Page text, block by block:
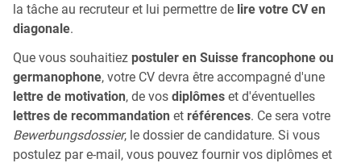
la tâche au recruteur et lui permettre de lire votre CV en
diagonale.
Que vous souhaitiez postuler en Suisse francophone ou
germanophone, votre CV devra être accompagné d'une
lettre de motivation, de vos diplômes et d'éventuelles
lettres de recommandation et références. Ce sera votre
Bewerbungsdossier, le dossier de candidature. Si vous
postulez par e-mail, vous pouvez fournir vos diplômes et